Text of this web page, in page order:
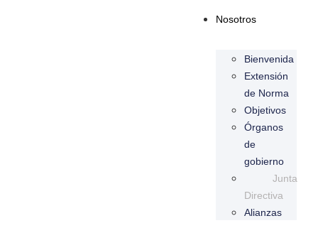
Nosotros
Bienvenida
Extensión
de Norma
Objetivos
Órganos
de
gobierno
Junta
Directiva
Alianzas